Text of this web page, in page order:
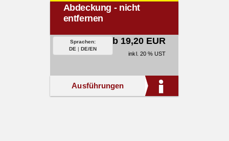
Abdeckung - nicht
entfernen
Sprachen:
DE | DE/EN
ab 19,20 EUR
inkl. 20 % UST
Ausführungen